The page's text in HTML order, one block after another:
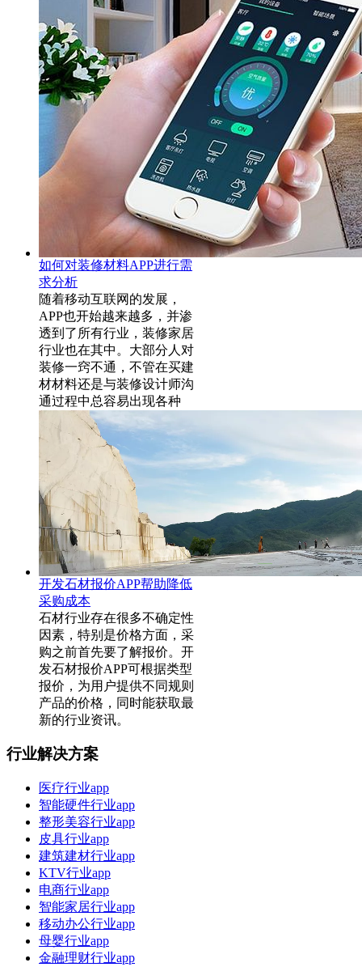
如何对装修材料APP进行需
求分析
随着移动互联网的发展，
APP也开始越来越多，并渗
透到了所有行业，装修家居
行业也在其中。大部分人对
装修一窍不通，不管在买建
材材料还是与装修设计师沟
通过程中总容易出现各种
开发石材报价APP帮助降低
采购成本
石材行业存在很多不确定性
因素，特别是价格方面，采
购之前首先要了解报价。开
发石材报价APP可根据类型
报价，为用户提供不同规则
产品的价格，同时能获取最
新的行业资讯。
行业解决方案
医疗行业app
智能硬件行业app
整形美容行业app
皮具行业app
建筑建材行业app
KTV行业app
电商行业app
智能家居行业app
移动办公行业app
母婴行业app
金融理财行业app